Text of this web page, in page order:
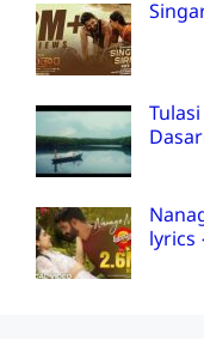
lyrics